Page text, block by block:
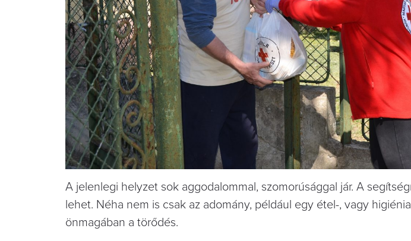
A jelenlegi helyzet sok aggodalommal, szomorúsággal jár. A
lehet. Néha nem is csak az adomány, például egy étel-, vagy
önmagában a törődés.